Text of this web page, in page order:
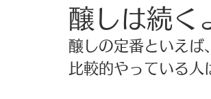
醸しは続
醸しの定番といえ
比較的やっている